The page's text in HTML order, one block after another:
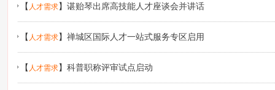
【 人才需求】 谌贻琴出席高技能人才座谈会并讲话
【 人才需求】 禅城区国际人才一站式服务专区启用
【 人才需求】 科普职称评审试点启动